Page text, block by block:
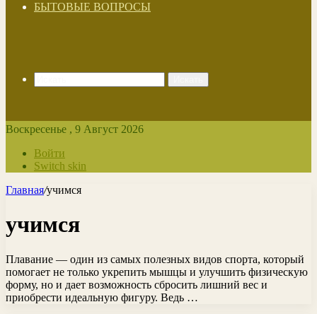
БЫТОВЫЕ ВОПРОСЫ
Воскресенье , 9 Август 2026
Войти
Switch skin
Главная/учимся
учимся
Плавание — один из самых полезных видов спорта, который
помогает не только укрепить мышцы и улучшить физическую
форму, но и дает возможность сбросить лишний вес и
приобрести идеальную фигуру. Ведь …